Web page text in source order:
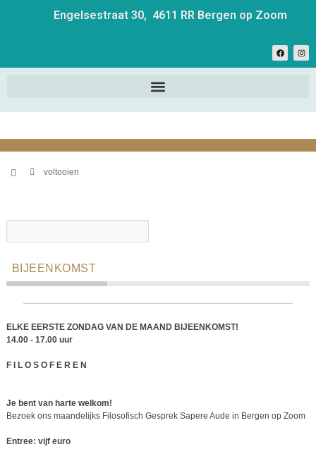
Engelsestraat 30, 4611 RR Bergen op Zoom
voltooien
BIJEENKOMST
ELKE EERSTE ZONDAG VAN DE MAAND BIJEENKOMST!
14.00 - 17.00 uur
F I L O S O F E R E N
Je bent van harte welkom!
Bezoek ons maandelijks Filosofisch Gesprek Sapere Aude in Bergen op Zoom
Entree: vijf euro